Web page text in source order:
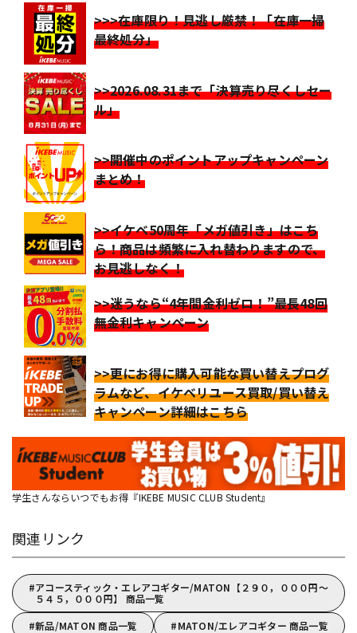
>>>在庫限り！見逃し厳禁！「在庫一掃
最終処分」
>>2026.08.31まで「決算売り尽くしセー
ル」
>>開催中のポイントアップキャンペーン
まとめ！
>>イケベ50周年「メガ値引き」はこち
ら！商品は頻繁に入れ替わりますので、
お見逃しなく！
>>迷うなら“4年間金利ゼロ！”最長48回
無金利キャンペーン
>>更にお得に購入可能な買い替えプログ
ラムなど、イケベリユース買取/買い替え
キャンペーン詳細はこちら
学生さんならいつでもお得『IKEBE MUSIC CLUB Student』
関連リンク
アコースティック・エレアコギター/MATON【２９０，０００円～
５４５，０００円】 商品一覧
新品/MATON 商品一覧
MATON/エレアコギター 商品一覧